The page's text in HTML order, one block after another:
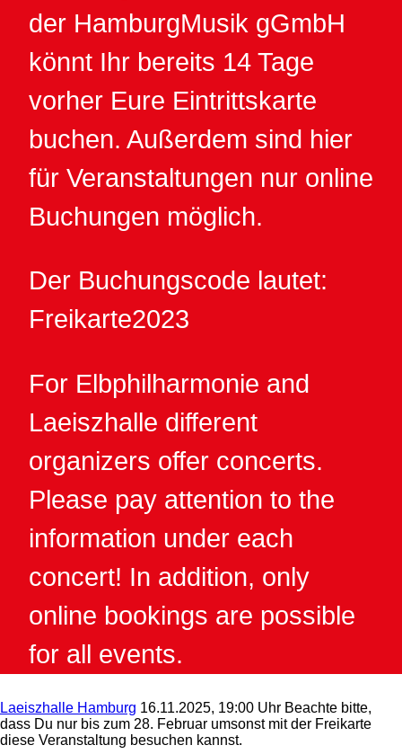
der HamburgMusik gGmbH
könnt Ihr bereits 14 Tage
vorher Eure Eintrittskarte
buchen. Außerdem sind hier
für Veranstaltungen nur online
Buchungen möglich.
Der Buchungscode lautet:
Freikarte2023
For Elbphilharmonie and
Laeiszhalle different
organizers offer concerts.
Please pay attention to the
information under each
concert! In addition, only
online bookings are possible
for all events.
Laeiszhalle Hamburg 16.11.2025, 19:00 Uhr Beachte bitte,
dass Du nur bis zum 28. Februar umsonst mit der Freikarte
diese Veranstaltung besuchen kannst.